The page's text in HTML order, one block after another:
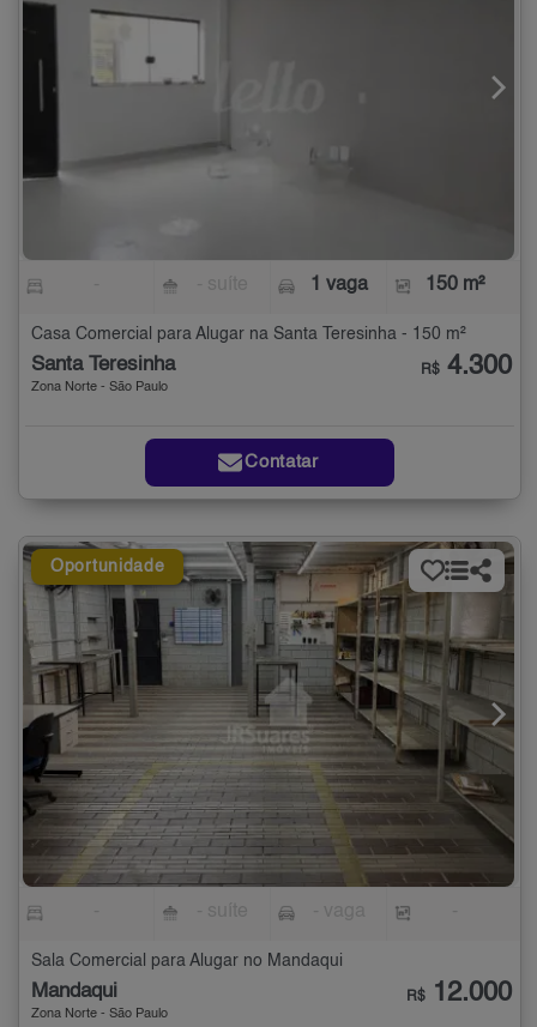
1 vaga 150 m²
Casa Comercial para Alugar na Santa Teresinha - 150 m²
Santa Teresinha
Zona Norte - São Paulo
R$ 4.300
Contatar
Oportunidade
Sala Comercial para Alugar no Mandaqui
Mandaqui
Zona Norte - São Paulo
R$ 12.000